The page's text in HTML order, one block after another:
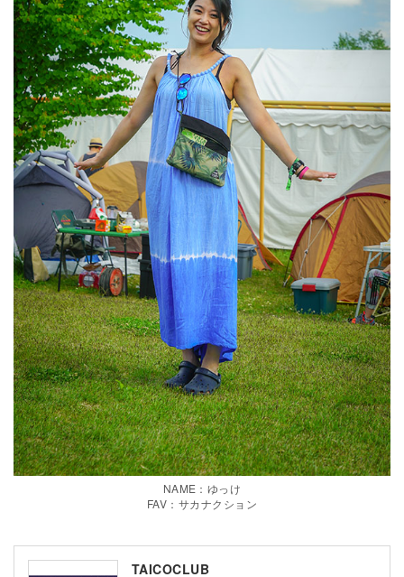
NAME：ゆっけ
FAV：サカナクション
TAICOCLUB